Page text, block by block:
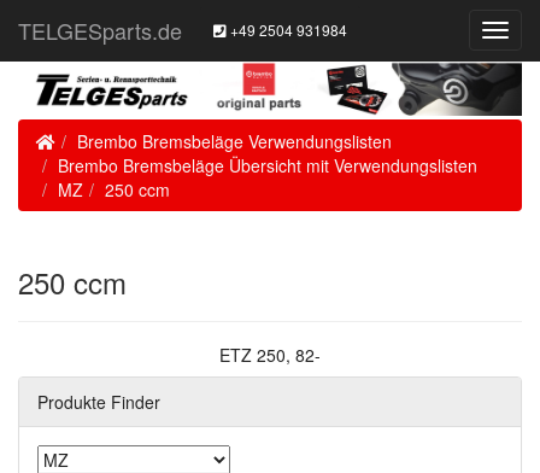
TELGESparts.de +49 2504 931984
HomeBrembo Bremsbeläge Verwendungslisten
Brembo Bremsbeläge Übersicht mit Verwendungslisten
MZ
250 ccm
250 ccm
ETZ 250, 82-
Produkte Finder